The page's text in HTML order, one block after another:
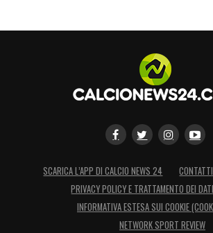
SCARICA L’APP DI CALCIO NEWS 24 CONTATTI
PRIVACY POLICY E TRATTAMENTO DEI
INFORMATIVA ESTESA SUI COOKIE
NETWORK SPORT REVIEW